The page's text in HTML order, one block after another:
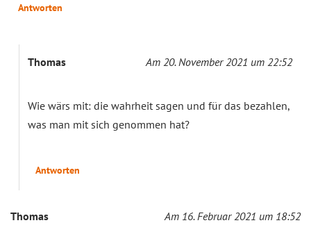
Antworten
Thomas Am 20. November 2021 um 22:52
Wie wärs mit: die wahrheit sagen und für das bezahlen,
was man mit sich genommen hat?
Antworten
Thomas Am 16. Februar 2021 um 18:52